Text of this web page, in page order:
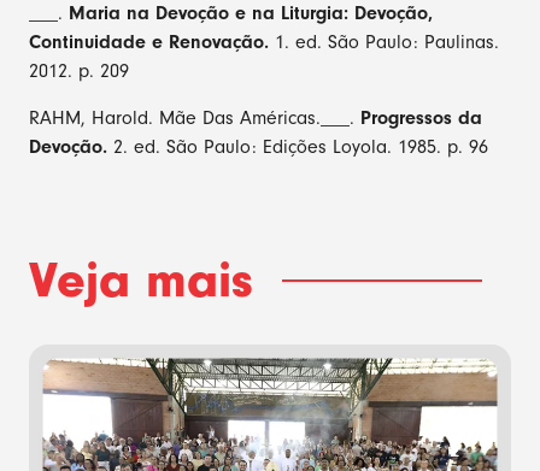
___. Maria na Devoção e na Liturgia: Devoção,
Continuidade e Renovação. 1. ed. São Paulo: Paulinas.
2012. p. 209
RAHM, Harold. Mãe Das Américas.___. Progressos da
Devoção. 2. ed. São Paulo: Edições Loyola. 1985. p. 96
Veja mais